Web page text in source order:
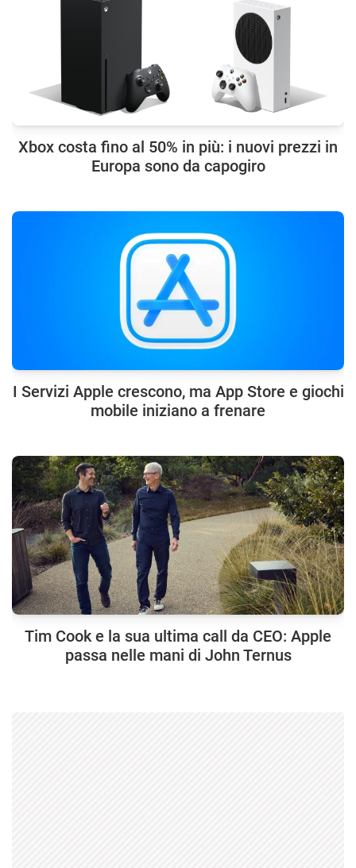
Xbox costa fino al 50% in più: i nuovi prezzi in
Europa sono da capogiro
I Servizi Apple crescono, ma App Store e giochi
mobile iniziano a frenare
Tim Cook e la sua ultima call da CEO: Apple
passa nelle mani di John Ternus